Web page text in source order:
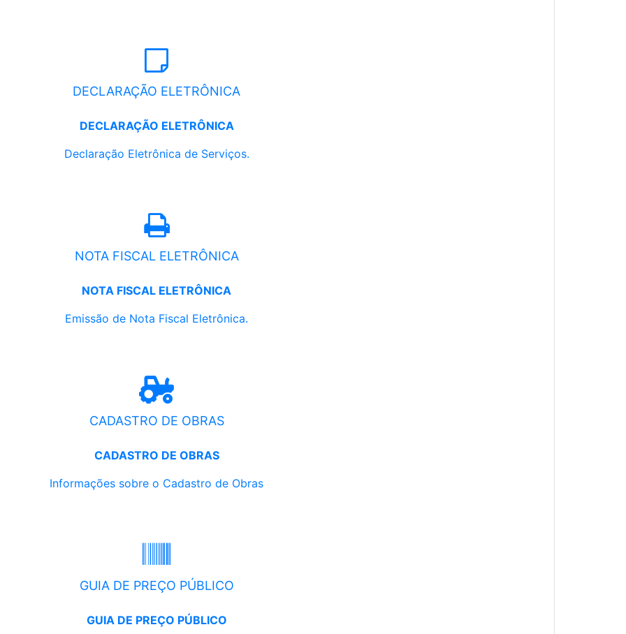
DECLARAÇÃO ELETRÔNICA
DECLARAÇÃO ELETRÔNICA
Declaração Eletrônica de Serviços.
NOTA FISCAL ELETRÔNICA
NOTA FISCAL ELETRÔNICA
Emissão de Nota Fiscal Eletrônica.
CADASTRO DE OBRAS
CADASTRO DE OBRAS
Informações sobre o Cadastro de Obras
GUIA DE PREÇO PÚBLICO
GUIA DE PREÇO PÚBLICO